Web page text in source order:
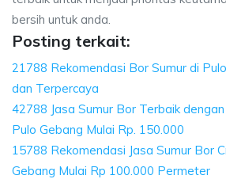
bersih untuk anda.
Posting terkait:
21788 Rekomendasi Bor Sumur di
dan Terpercaya
42788 Jasa Sumur Bor Terbaik
Pulo Gebang Mulai Rp. 150.000
15788 Rekomendasi Jasa Sumur Bor
Gebang Mulai Rp 100.000 Permeter